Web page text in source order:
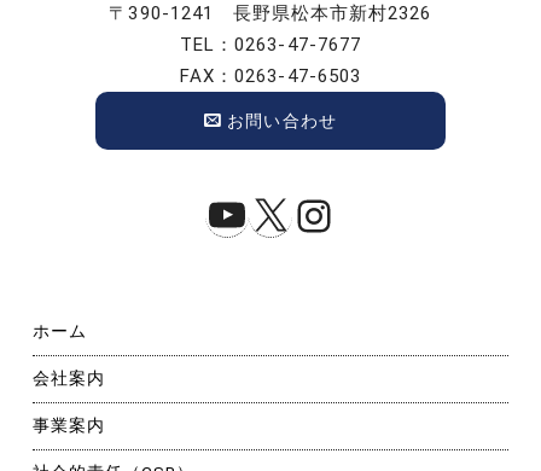
〒390-1241 長野県松本市新村2326
TEL：0263-47-7677
FAX：0263-47-6503
お問い合わせ
YouTube
X Instagram
ホーム
会社案内
事業案内